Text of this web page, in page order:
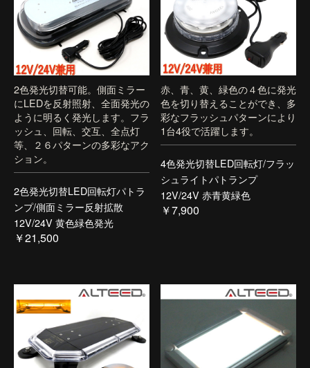
2色発光切替可能。側面ミラー
にLEDを反射照射、全面発光の
ように明るく発光します。フラ
ッシュ、回転、交互、全点灯
等、２６パターンの多彩なアク
ション。
2色発光切替LED回転灯パトラ
ンプ/側面ミラー反射拡散
12V/24V 黄色緑色発光
￥21,500
赤、青、黄、緑色の４色に発光
色を切り替えることができ、多
彩なフラッシュパターンにより
1台4役で活躍します。
4色発光切替LED回転灯/フラッ
シュライトパトランプ
12V/24V 赤青黄緑色
￥7,900